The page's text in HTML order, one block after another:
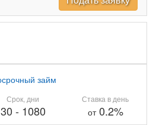
займ
Срок, дни
30 - 1080
Ставка в день
от0.2%